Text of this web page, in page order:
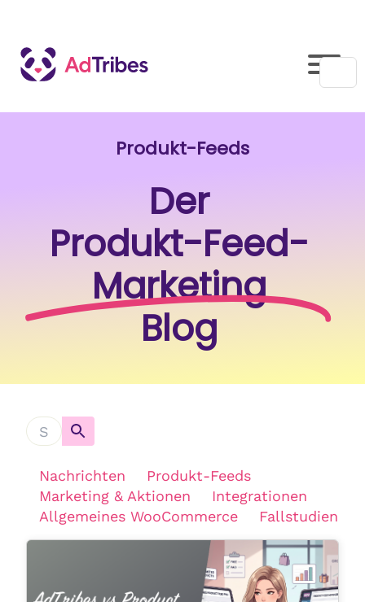
Produkt-Feeds
Der
Produkt-Feed-
Marketing
Blog
Nachrichten
Produkt-Feeds
Marketing & Aktionen
Integrationen
Allgemeines WooCommerce
Fallstudien